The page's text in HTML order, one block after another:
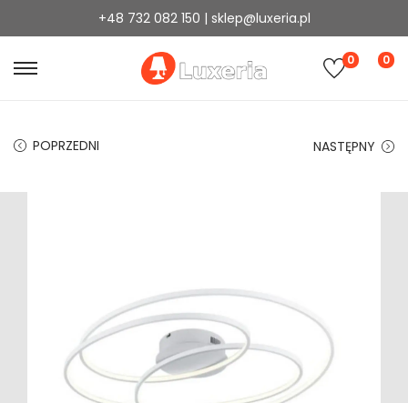
+48 732 082 150 | sklep@luxeria.pl
0 0
POPRZEDNI NASTĘPNY